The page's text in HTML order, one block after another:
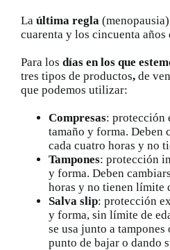
La última regla
cuarenta y los cincuenta años
Para los días en los que
tres tipos de productos, de
que podemos utilizar:
Compresas: protección
tamaño y forma. Deben
cada cuatro horas y no
Tampones: protección
y forma. Deben
horas y no tienen límite
Salva slip: protección
y forma, sin límite de
se usa junto a
punto de bajar o dando